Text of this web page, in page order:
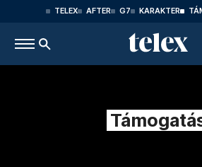
TELEX AFTER G7 KARAKTER